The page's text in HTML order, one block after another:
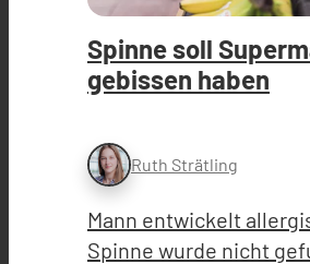
Spinne soll
gebissen haben
Ruth Strätling
Mann entwickelt
Spinne wurde nicht